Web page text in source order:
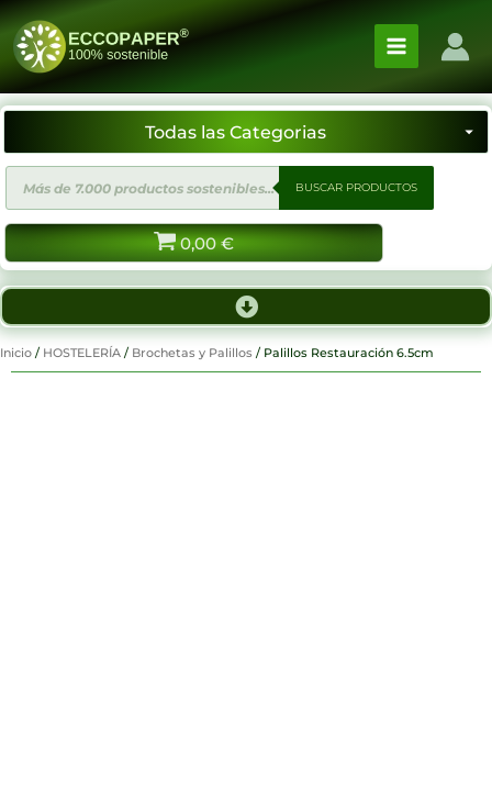
Ir
contenido
de
productos
BUSCAR PRODUCTOS
0,00 €
Inicio / HOSTELERÍA / Brochetas y Palillos / Palillos Restauración 6.5cm